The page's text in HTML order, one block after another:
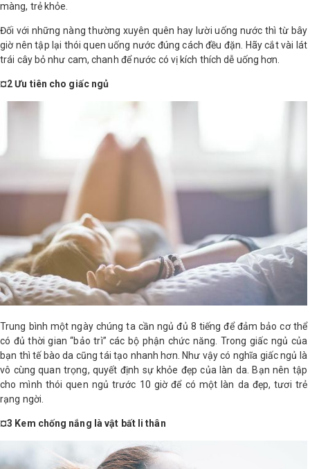
màng, trẻ khỏe.
Đối với những nàng thường xuyên quên hay lười uống nước thì từ bây
giờ nên tập lại thói quen uống nước đúng cách đều đặn. Hãy cắt vài lát
trái cây bỏ như cam, chanh để nước có vị kích thích dễ uống hơn.
¤2 Ưu tiên cho giấc ngủ
Trung bình một ngày chúng ta cần ngủ đủ 8 tiếng để đảm bảo cơ thể
có đủ thời gian “bảo trì” các bộ phận chức năng. Trong giấc ngủ của
bạn thì tế bào da cũng tái tạo nhanh hơn. Như vậy có nghĩa giấc ngủ là
vô cùng quan trọng, quyết định sự khỏe đẹp của làn da. Bạn nên tập
cho mình thói quen ngủ trước 10 giờ để có một làn da đẹp, tươi trẻ
rạng ngời.
¤3 Kem chống nắng là vật bất li thân